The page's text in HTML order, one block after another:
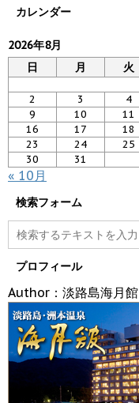
カレンダー
2026年8月
日
月 火
2
3 4
9
10 11
16
17 18
23
24 25
30
31
« 10月
検索フォーム
プロフィール
Author：淡路島海月館